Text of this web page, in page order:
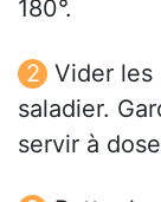
180°.
Vider les
saladier.
servir à